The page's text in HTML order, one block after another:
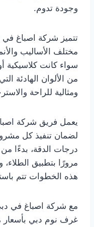
وجودة تدوم.
تتميز شركة اصباغ في
مختلف الأساليب
سواء كانت كلاسيكية
من الألوان الهادئة
ومثالية للراحة
يعمل فريق شركة
لضمان تنفيذ كل
درجات الدقة، بدءًا
مرورًا بتطبيق الطلاء،
هذه الخطوات تتم
مع شركة اصباغ في
غرف نوم دبي بأسعار